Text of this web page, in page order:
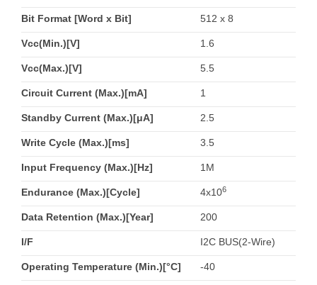
Bit Format [Word x Bit] 512 x 8
Vcc(Min.)[V] 1.6
Vcc(Max.)[V] 5.5
Circuit Current (Max.)[mA] 1
Standby Current (Max.)[μA] 2.5
Write Cycle (Max.)[ms] 3.5
Input Frequency (Max.)[Hz] 1M
Endurance (Max.)[Cycle] 4x106
Data Retention (Max.)[Year] 200
I/F I2C BUS(2-Wire)
Operating Temperature (Min.)[°C] -40